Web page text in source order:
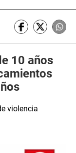
10 años
violencia